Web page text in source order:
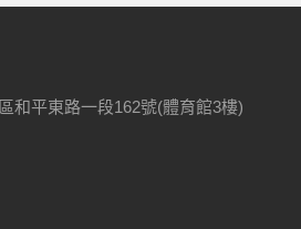
和平東路一段162號(體育館3樓)